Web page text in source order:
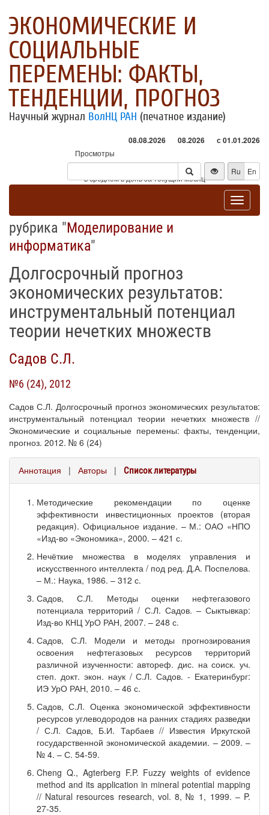
ЭКОНОМИЧЕСКИЕ И
СОЦИАЛЬНЫЕ
ПЕРЕМЕНЫ: ФАКТЫ,
ТЕНДЕНЦИИ, ПРОГНОЗ
Научный журнал ВолНЦ РАН (печатное издание)
08.08.2026 08.2026 с 01.01.2026
Просмотры
Посетители
* - в среднем в день за текущий месяц
Ru En
Toggle
рубрика "Моделирование и
информатика"
Долгосрочный прогноз
экономических результатов:
инструментальный потенциал
теории нечетких множеств
Садов С.Л.
№6 (24), 2012
Садов С.Л. Долгосрочный прогноз экономических результатов:
инструментальный потенциал теории нечетких множеств //
Экономические и социальные перемены: факты, тенденции,
прогноз. 2012. № 6 (24)
Аннотация | Авторы | Список литературы
Методические рекомендации по оценке
эффективности инвестиционных проектов (вторая
редакция). Официальное издание. – М.: ОАО «НПО
«Изд-во «Экономика», 2000. – 421 с.
Нечёткие множества в моделях управления и
искусственного интеллекта / под ред. Д.А. Поспелова.
– М.: Наука, 1986. – 312 с.
Садов, С.Л. Методы оценки нефтегазового
потенциала территорий / С.Л. Садов. – Сыктывкар:
Изд-во КНЦ УрО РАН, 2007. – 248 с.
Садов, С.Л. Модели и методы прогнозирования
освоения нефтегазовых ресурсов территорий
различной изученности: автореф. дис. на соиск. уч.
степ. докт. экон. наук / С.Л. Садов. - Екатеринбург:
ИЭ УрО РАН, 2010. – 46 с.
Садов, С.Л. Оценка экономической эффективности
ресурсов углеводородов на ранних стадиях разведки
/ С.Л. Садов, Б.И. Тарбаев // Известия Иркутской
государственной экономической академии. – 2009. –
№ 4. – С. 54-59.
Cheng Q., Agterberg F.P. Fuzzy weights of evidence
method and its application in mineral potential mapping
// Natural resources research, vol. 8, № 1, 1999. – P.
27-35.